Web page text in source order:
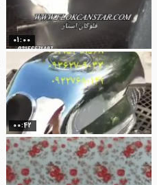
01:00
00:42